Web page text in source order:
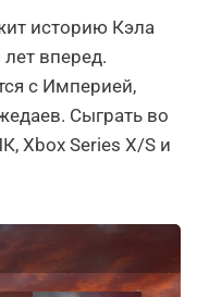
историю Кэла
лет вперед.
с Империей,
Сыграть во
Xbox Series X/S и